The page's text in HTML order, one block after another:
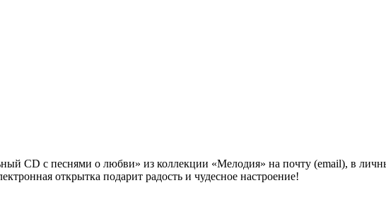
CD с песнями о любви» из коллекции «Мелодия» на почту (email), в
открытка подарит радость и чудесное настроение!